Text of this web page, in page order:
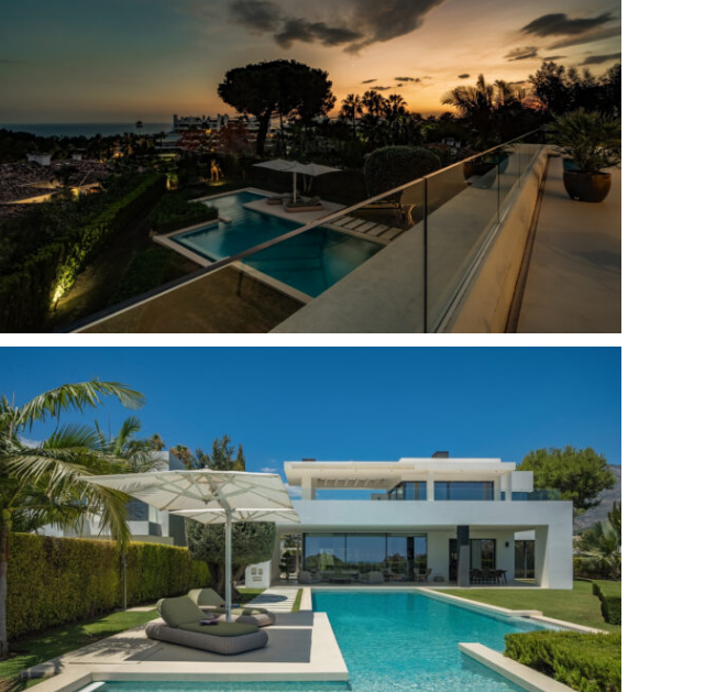
games/TV room
Comunidad cerrada
Apartamento de invitados
Piscina climatizada
Ascensor
Location Top
Lujo
Piso de mármol
Vistas a la montaña
Lado montaña
Nueva construccion
Cocina abierta
Vistas panorámicas
Private Garden
Piscina privada
Televisión satélite
Cámaras de seguridad
Security service 24h
Alojamiento del personal
Cámaras de vigilancia
Terraza descubierta
Calefacción por suelo radiante (en
todas partes)
Urbanización
Entrada de video
Wine Cellar